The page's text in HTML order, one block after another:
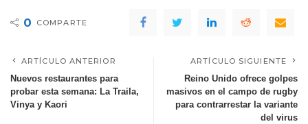
0 COMPARTE
ARTÍCULO ANTERIOR
Nuevos restaurantes para
probar esta semana: La Traila,
Vinya y Kaori
ARTÍCULO SIGUIENTE
Reino Unido ofrece golpes
masivos en el campo de rugby
para contrarrestar la variante
del virus